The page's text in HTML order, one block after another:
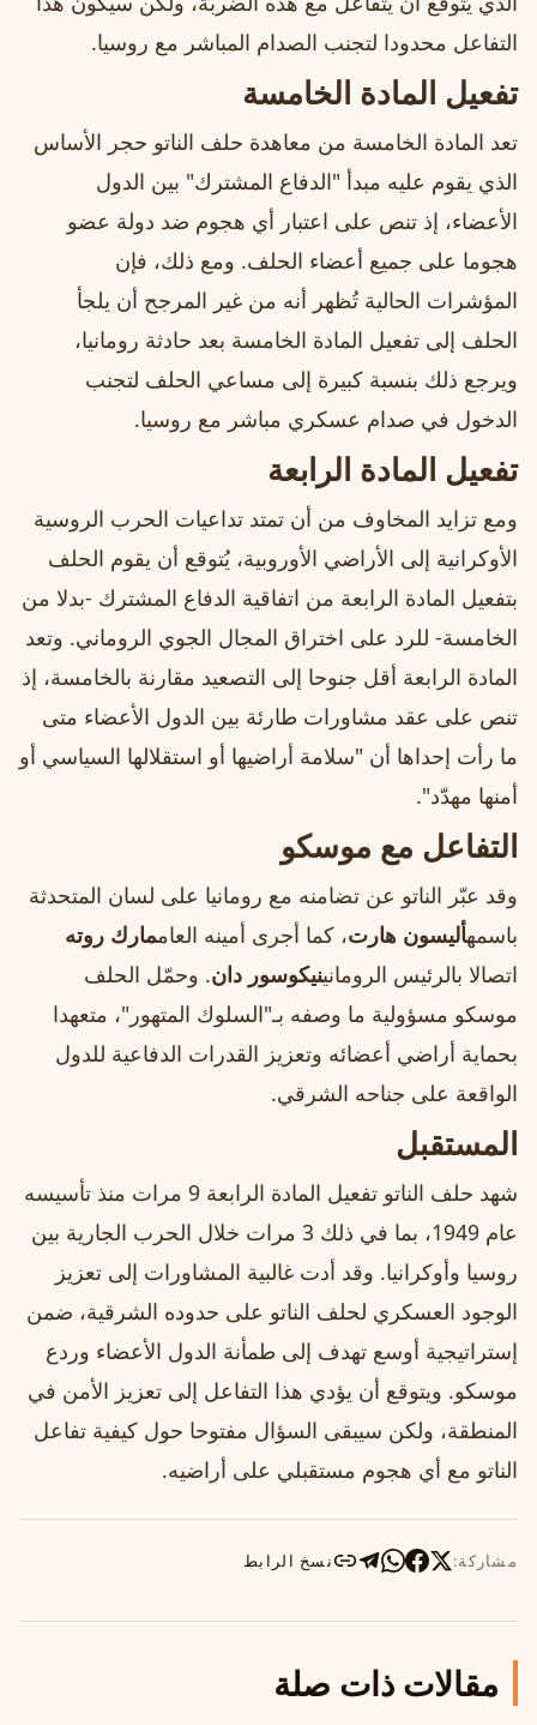
التفاعل محدودا لتجنب الصدام المباشر مع روسيا.
تفعيل المادة الخامسة
تعد المادة الخامسة من معاهدة حلف الناتو حجر الأساس
الذي يقوم عليه مبدأ "الدفاع المشترك" بين الدول
الأعضاء، إذ تنص على اعتبار أي هجوم ضد دولة عضو
هجوما على جميع أعضاء الحلف. ومع ذلك، فإن
المؤشرات الحالية تُظهر أنه من غير المرجح أن يلجأ
الحلف إلى تفعيل المادة الخامسة بعد حادثة رومانيا،
ويرجع ذلك بنسبة كبيرة إلى مساعي الحلف لتجنب
الدخول في صدام عسكري مباشر مع روسيا.
تفعيل المادة الرابعة
ومع تزايد المخاوف من أن تمتد تداعيات الحرب الروسية
الأوكرانية إلى الأراضي الأوروبية، يُتوقع أن يقوم الحلف
بتفعيل المادة الرابعة من اتفاقية الدفاع المشترك -بدلا من
الخامسة- للرد على اختراق المجال الجوي الروماني. وتعد
المادة الرابعة أقل جنوحا إلى التصعيد مقارنة بالخامسة، إذ
تنص على عقد مشاورات طارئة بين الدول الأعضاء متى
ما رأت إحداها أن "سلامة أراضيها أو استقلالها السياسي أو
أمنها مهدّد".
التفاعل مع موسكو
وقد عبّر الناتو عن تضامنه مع رومانيا على لسان المتحدثة
باسمهأليسون هارت، كما أجرى أمينه العاممارك روته
اتصالا بالرئيس الرومانينيكوسور دان. وحمّل الحلف
موسكو مسؤولية ما وصفه بـ"السلوك المتهور"، متعهدا
بحماية أراضي أعضائه وتعزيز القدرات الدفاعية للدول
الواقعة على جناحه الشرقي.
المستقبل
شهد حلف الناتو تفعيل المادة الرابعة 9 مرات منذ تأسيسه
عام 1949، بما في ذلك 3 مرات خلال الحرب الجارية بين
روسيا وأوكرانيا. وقد أدت غالبية المشاورات إلى تعزيز
الوجود العسكري لحلف الناتو على حدوده الشرقية، ضمن
إستراتيجية أوسع تهدف إلى طمأنة الدول الأعضاء وردع
موسكو. ويتوقع أن يؤدي هذا التفاعل إلى تعزيز الأمن في
المنطقة، ولكن سيبقى السؤال مفتوحا حول كيفية تفاعل
الناتو مع أي هجوم مستقبلي على أراضيه.
مشاركة: نسخ الرابط
مقالات ذات صلة